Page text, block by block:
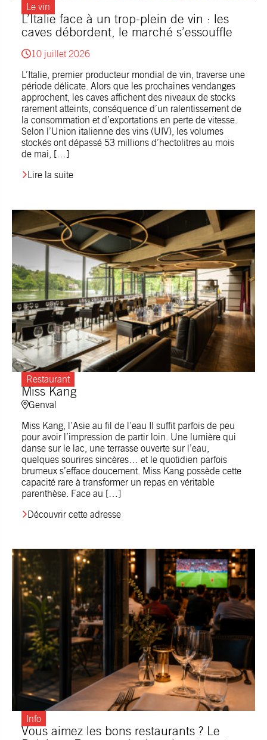
L’Italie face à un trop-plein de vin : les
caves débordent, le marché s’essouffle
Le vin
10 juillet 2026
L’Italie, premier producteur mondial de vin, traverse une
période délicate. Alors que les prochaines vendanges
approchent, les caves affichent des niveaux de stocks
rarement atteints, conséquence d’un ralentissement de
la consommation et d’exportations en perte de vitesse.
Selon l’Union italienne des vins (UIV), les volumes
stockés ont dépassé 53 millions d’hectolitres au mois
de mai, […]
Lire la suite
Miss Kang
Restaurant
Genval
Miss Kang, l’Asie au fil de l’eau Il suffit parfois de peu
pour avoir l’impression de partir loin. Une lumière qui
danse sur le lac, une terrasse ouverte sur l’eau,
quelques sourires sincères… et le quotidien parfois
brumeux s’efface doucement. Miss Kang possède cette
capacité rare à transformer un repas en véritable
parenthèse. Face au […]
Découvrir cette adresse
Vous aimez les bons restaurants ? Le
Info